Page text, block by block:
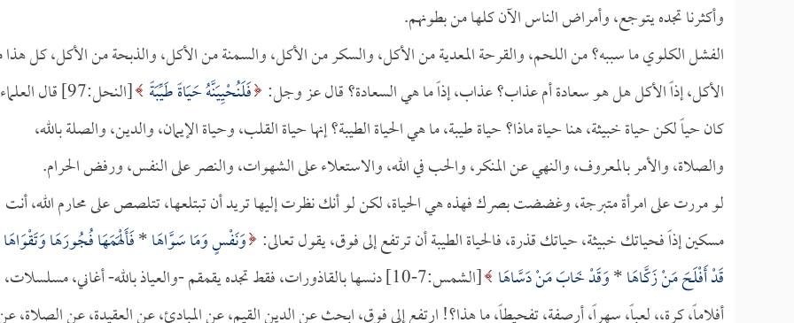
وأكثرنا تجده يتوجع، وأمراض الناس الآن كلها من بطونهم.
الفشل الكلوي ما سببه؟ من اللحم، والقرحة المعدية من الأكل، والسكر من الأكل، والسمنة من الأكل، والذبحة من الأكل، كل
الأكل، إذاً الأكل هل هو سعادة أم عذاب؟ عذاب، إذاً ما هي السعادة؟ قال عز وجل: فَلَنُحْيِيَنَّهُ حَيَاةً طَيِّبَةً
[النحل:97] قال
كان حياً لكن حياة خبيثة، هنا حياة ماذا؟ حياة طيبة، ما هي الحياة الطيبة؟ إنها حياة القلب، وحياة الإيمان، والدين، والصلة بالله،
والصلاة، والأمر بالمعروف، والنهي عن المنكر، والحب في الله، والاستعلاء على الشهوات، والنصر على النفس، ورفض الحرام.
لو مررت على امرأة متبرجة، وغضضت بصرك فهذه هي الحياة، لكن لو أنك نظرت إليها تريد أن تبتلعها، تتلصص على محارم الله، أنت
مسكين إذاً فحياتك خبيثة، حياتك قذرة، فالحياة الطيبة أن ترتفع إلى فوق، يقول تعالى: وَنَفْسٍ وَمَا سَوَّاهَا*فَأَلْهَمَهَا فُجُورَهَا وَتَقْوَاهَا
قَدْ أَفْلَحَ مَنْ زَكَّاهَا*وَقَدْ خَابَ مَنْ دَسَّاهَا
[الشمس:7-10] دنسها بالقاذورات، فقط تجده يقمقم -والعياذ بالله- أغاني، مسلسلات،